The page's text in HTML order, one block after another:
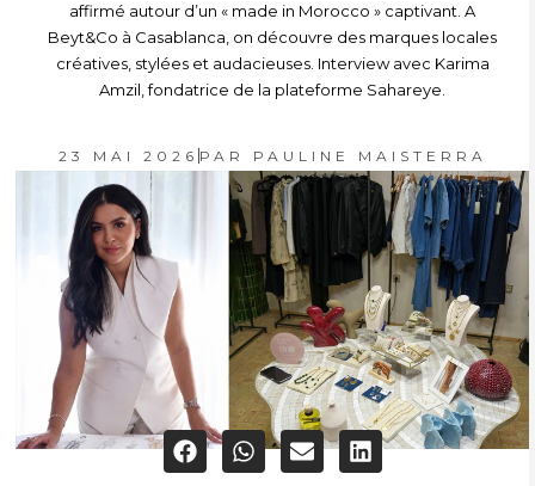
affirmé autour d’un « made in Morocco » captivant. A
Beyt&Co à Casablanca, on découvre des marques locales
créatives, stylées et audacieuses. Interview avec Karima
Amzil, fondatrice de la plateforme Sahareye.
23 MAI 2026 PAR PAULINE MAISTERRA